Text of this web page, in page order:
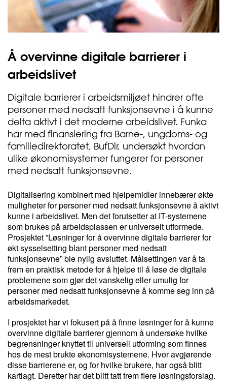
e
m
a
e
Å overvinne digitale barrierer i
arbeidslivet
Digitale barrierer i arbeidsmiljøet hindrer ofte
personer med nedsatt funksjonsevne i å kunne
delta aktivt i det moderne arbeidslivet. Funka
har med finansiering fra Barne-, ungdoms- og
familiedirektoratet, BufDir, undersøkt hvordan
ulike økonomisystemer fungerer for personer
med nedsatt funksjonsevne.
Digitalisering kombinert med hjelpemidler innebærer økte
muligheter for personer med nedsatt funksjonsevne å aktivt
kunne i arbeidslivet. Men det forutsetter at IT-systemene
som brukes på arbeidsplassen er universelt utformede.
Prosjektet ”Løsninger for å overvinne digitale barrierer for
økt sysselsetting blant personer med nedsatt
funksjonsevne” ble nylig avsluttet. Målsettingen var å ta
frem en praktisk metode for å hjelpe til å løse de digitale
problemene som gjør det vanskelig eller umulig for
personer med nedsatt funksjonsevne å komme seg inn på
arbeidsmarkedet.
I prosjektet har vi fokusert på å finne løsninger for å kunne
overvinne digitale barrierer gjennom å undersøke hvilke
begrensninger knyttet til universell utforming som finnes
hos de mest brukte økonomisystemene. Hvor avgjørende
disse barrierene er, og for hvilke brukere, har også blitt
kartlagt. Deretter har det blitt tatt frem flere løsningsforslag.